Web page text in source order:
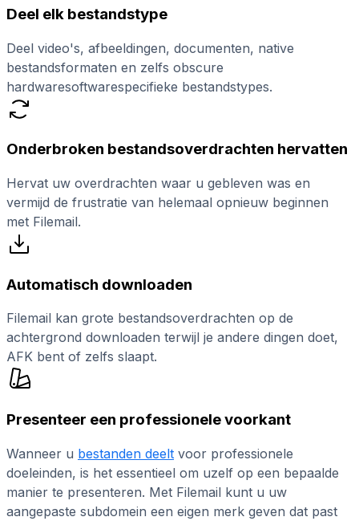
Deel elk bestandstype
Deel video's, afbeeldingen, documenten, native
bestandsformaten en zelfs obscure
hardwaresoftwarespecifieke bestandstypes.
Onderbroken bestandsoverdrachten hervatten
Hervat uw overdrachten waar u gebleven was en
vermijd de frustratie van helemaal opnieuw beginnen
met Filemail.
Automatisch downloaden
Filemail kan grote bestandsoverdrachten op de
achtergrond downloaden terwijl je andere dingen doet,
AFK bent of zelfs slaapt.
Presenteer een professionele voorkant
Wanneer u bestanden deelt voor professionele
doeleinden, is het essentieel om uzelf op een bepaalde
manier te presenteren. Met Filemail kunt u uw
aangepaste subdomein een eigen merk geven dat past